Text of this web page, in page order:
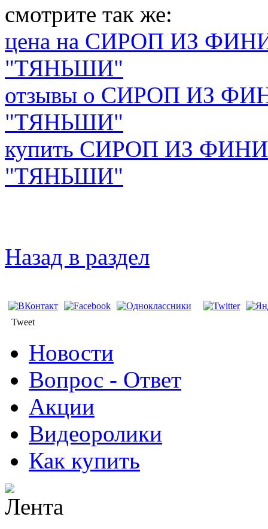
смотрите так же:
цена на СИРОП ИЗ
"ТЯНЬШИ"
отзывы о СИРОП ИЗ
"ТЯНЬШИ"
купить СИРОП ИЗ
"ТЯНЬШИ"
Назад в раздел
Tweet
Новости
Вопрос - Ответ
Акции
Видеоролики
Как купить